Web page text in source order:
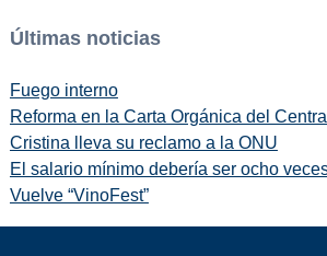
Últimas noticias
Fuego interno
Reforma en la Carta Orgánica del Central
Cristina lleva su reclamo a la ONU
El salario mínimo debería ser ocho
Vuelve “VinoFest”